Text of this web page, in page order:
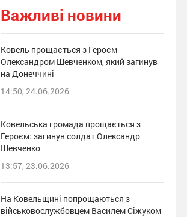
Важливі новини
Ковель прощається з Героєм
Олександром Шевченком, який загинув
на Донеччині
14:50, 24.06.2026
Ковельська громада прощається з
Героєм: загинув солдат Олександр
Шевченко
13:57, 23.06.2026
На Ковельщині попрощаються з
військовослужбовцем Василем Сіжуком